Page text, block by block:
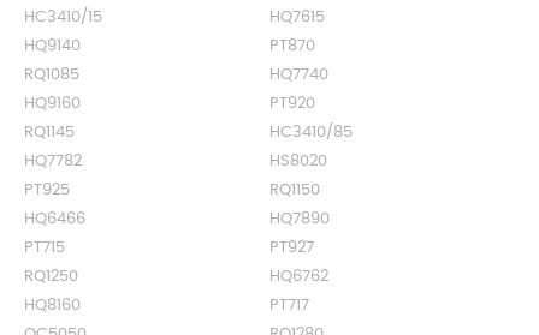
HC3410/15
HQ7615
HQ9140
PT870
RQ1085
HQ7740
HQ9160
PT920
RQ1145
HC3410/85
HQ7782
HS8020
PT925
RQ1150
HQ6466
HQ7890
PT715
PT927
RQ1250
HQ6762
HQ8160
PT717